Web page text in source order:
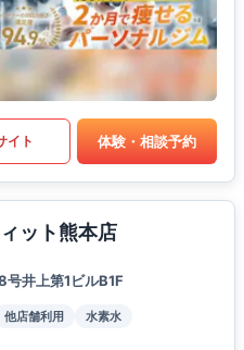
イト 体験・相談予約
ット熊本店
井上第1ビルB1F
他店舗利用
水素水